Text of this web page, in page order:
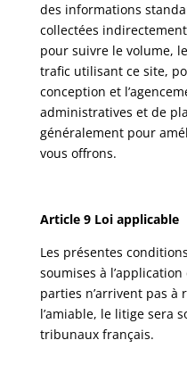
des informations
collectées
pour suivre le volume,
trafic utilisant ce site,
conception et
administratives et de
généralement pour
vous offrons.
Article 9 Loi applicable
Les présentes
soumises à
parties n’arrivent pas à
l’amiable, le litige sera
tribunaux français.